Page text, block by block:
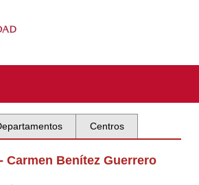
Centros
Carmen Benítez Guerrero